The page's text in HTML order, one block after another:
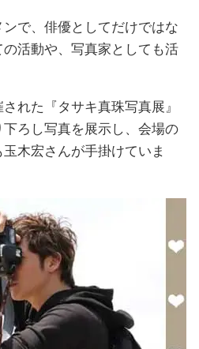
で、俳優としてだけではな
活動や、写真家としても活
れた『タサキ真珠写真展』
ろし写真を展示し、会場の
木宏さんが手掛けていま